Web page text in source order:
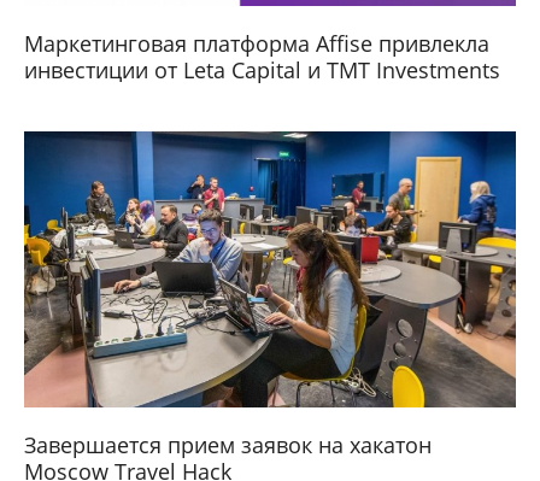
Маркетинговая платформа Affise привлекла
инвестиции от Leta Capital и TMT Investments
Завершается прием заявок на хакатон
Moscow Travel Hack